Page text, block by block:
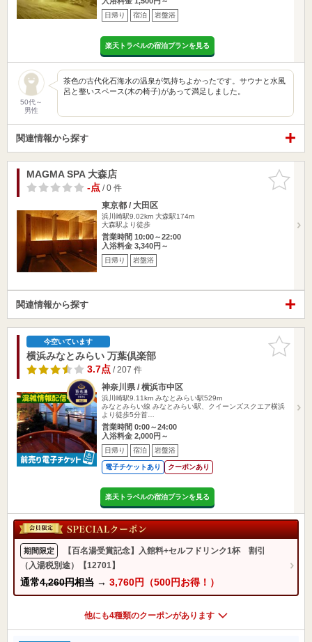
日帰り 宿泊 岩盤浴
楽天トラベルの宿泊プランを見る
50代～
男性
茶色の古代化石海水の温泉が気持ちよかったです。サウナと水風
呂と整いスペース(木の椅子)があって満足しました。
関連情報から探す
お気に入
りに追加
MAGMA SPA 大森店
-点/ 0 件
東京都 / 大田区
浜川崎駅9.02km 大森駅174m
大森駅より徒歩
営業時間 10:00～22:00
入浴料金 3,340円～
日帰り 岩盤浴
関連情報から探す
お気に入
りに追加
今空いています
横浜みなとみらい 万葉倶楽部
3.7点/ 207 件
神奈川県 / 横浜市中区
浜川崎駅9.11km みなとみらい駅529m
みなとみらい線 みなとみらい駅、クイーンズスクエア横浜
より徒歩5分首…
営業時間 0:00～24:00
入浴料金 2,000円～
日帰り 宿泊 岩盤浴
電子チケットあり クーポンあり
楽天トラベルの宿泊プランを見る
期間限定
【百名湯受賞記念】入館料+セルフドリンク1杯 割引
（入湯税別途）【12701】
通常4,260円相当 → 3,760円（500円お得！）
他にも4種類のクーポンがあります